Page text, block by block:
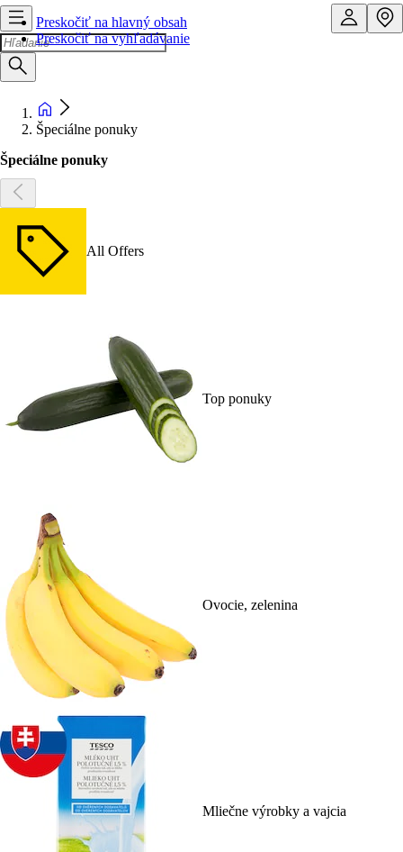
Preskočiť na hlavný obsah
Preskočiť na vyhľadávanie
Špeciálne ponuky
Špeciálne ponuky
All Offers
Top ponuky
Ovocie, zelenina
Mliečne výrobky a vajcia